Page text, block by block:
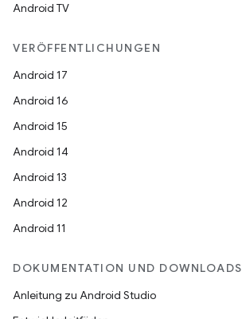
Android TV
VERÖFFENTLICHUNGEN
Android 17
Android 16
Android 15
Android 14
Android 13
Android 12
Android 11
DOKUMENTATION UND DOWNLOADS
Anleitung zu Android Studio